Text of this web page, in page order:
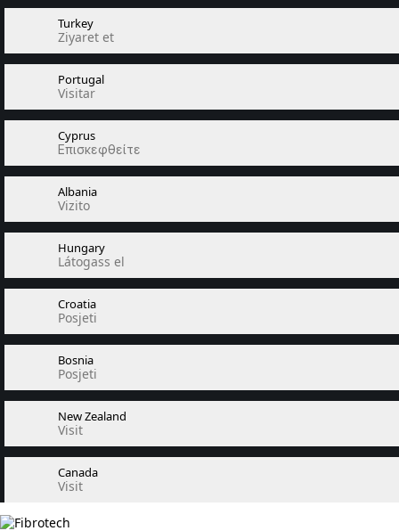
Turkey
Ziyaret et
Portugal
Visitar
Cyprus
Επισκεφθείτε
Albania
Vizito
Hungary
Látogass el
Croatia
Posjeti
Bosnia
Posjeti
New Zealand
Visit
Canada
Visit